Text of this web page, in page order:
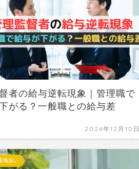
者の給与逆転現象｜管理職で
がる？一般職との給与差
2024年12月10日
職扱い